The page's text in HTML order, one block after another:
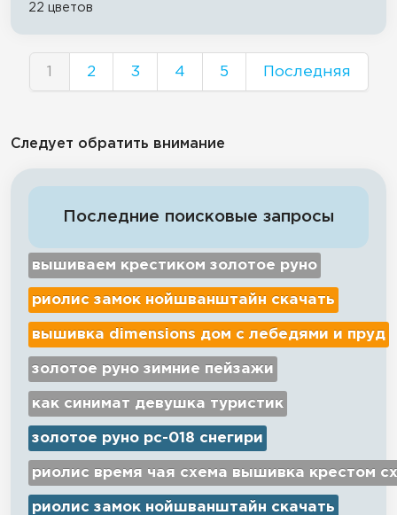
22 цветов
1 2 3 4 5 Последняя
Следует обратить внимание
Последние поисковые запросы
вышиваем крестиком золотое руно
риолис замок нойшванштайн скачать
вышивка dimensions дом с лебедями и пруд
золотое руно зимние пейзажи
как синимат девушка туристик
золотое руно рс-018 снегири
риолис время чая схема вышивка крестом
риолис замок нойшванштайн скачать